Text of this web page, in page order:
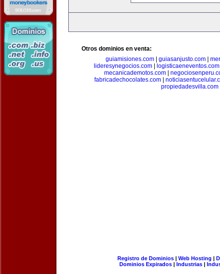
Otros dominios en venta:
guiamisiones.com
guiasanjusto.com
lideresynegocios.com
logisticaeneventos.com
mecanicademotos.com|
fabricadechocolates.com|
propiedadesvilla.com
Registro de Dominios| Web Hosting |
Dominios Expirados | Industrias |